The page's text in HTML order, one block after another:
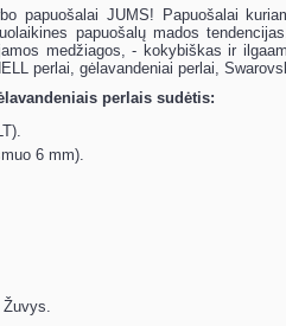
papuošalai JUMS! Papuošalai
papuošalų mados
medžiagos, - kokybiškas ir
perlai, gėlavandeniai perlai,
perlais sudėtis:
6 mm).
Žuvys.